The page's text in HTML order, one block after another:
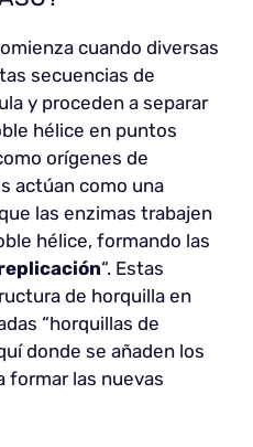
cuando diversas
secuencias de
y proceden a separar
hélice en puntos
orígenes de
actúan como una
las enzimas trabajen
hélice, formando las
“. Estas
de horquilla en
“horquillas de
donde se añaden los
formar las nuevas